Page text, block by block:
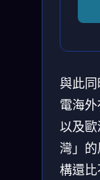
與此
電海
以及
灣」
構還